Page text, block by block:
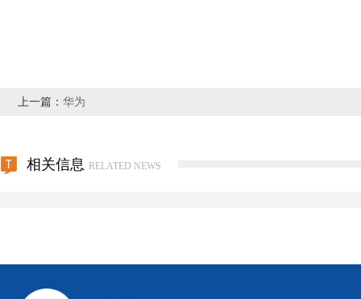
上一篇： 华为
相关信息 RELATED NEWS